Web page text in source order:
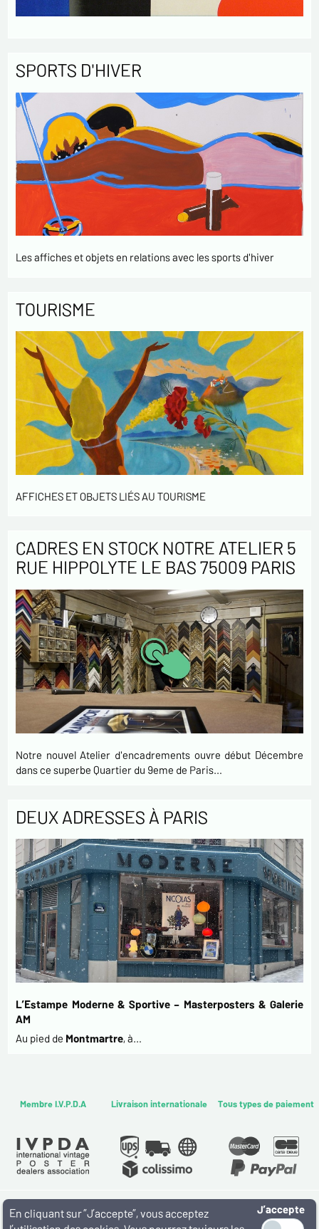
SPORTS D'HIVER
Les affiches et objets en relations avec les sports d'hiver
TOURISME
AFFICHES ET OBJETS LIÉS AU TOURISME
CADRES EN STOCK NOTRE ATELIER 5
RUE HIPPOLYTE LE BAS 75009 PARIS
Notre nouvel Atelier d'encadrements ouvre début Décembre
dans ce superbe Quartier du 9eme de Paris…
DEUX ADRESSES À PARIS
L’Estampe Moderne & Sportive – Masterposters & Galerie
AM
Au pied de Montmartre, à…
Membre I.V.P.D.A Livraison internationale Tous types de paiement
WWW.MASTERPOSTERS.COMJ’accepte
En cliquant sur ”J’accepte”, vous acceptez